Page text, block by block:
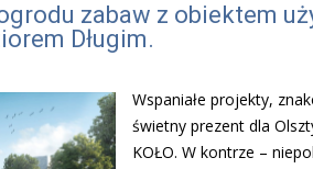
zabaw z obiektem
Długim.
Wspaniałe projekty,
świetny prezent dla
KOŁO. W kontrze –